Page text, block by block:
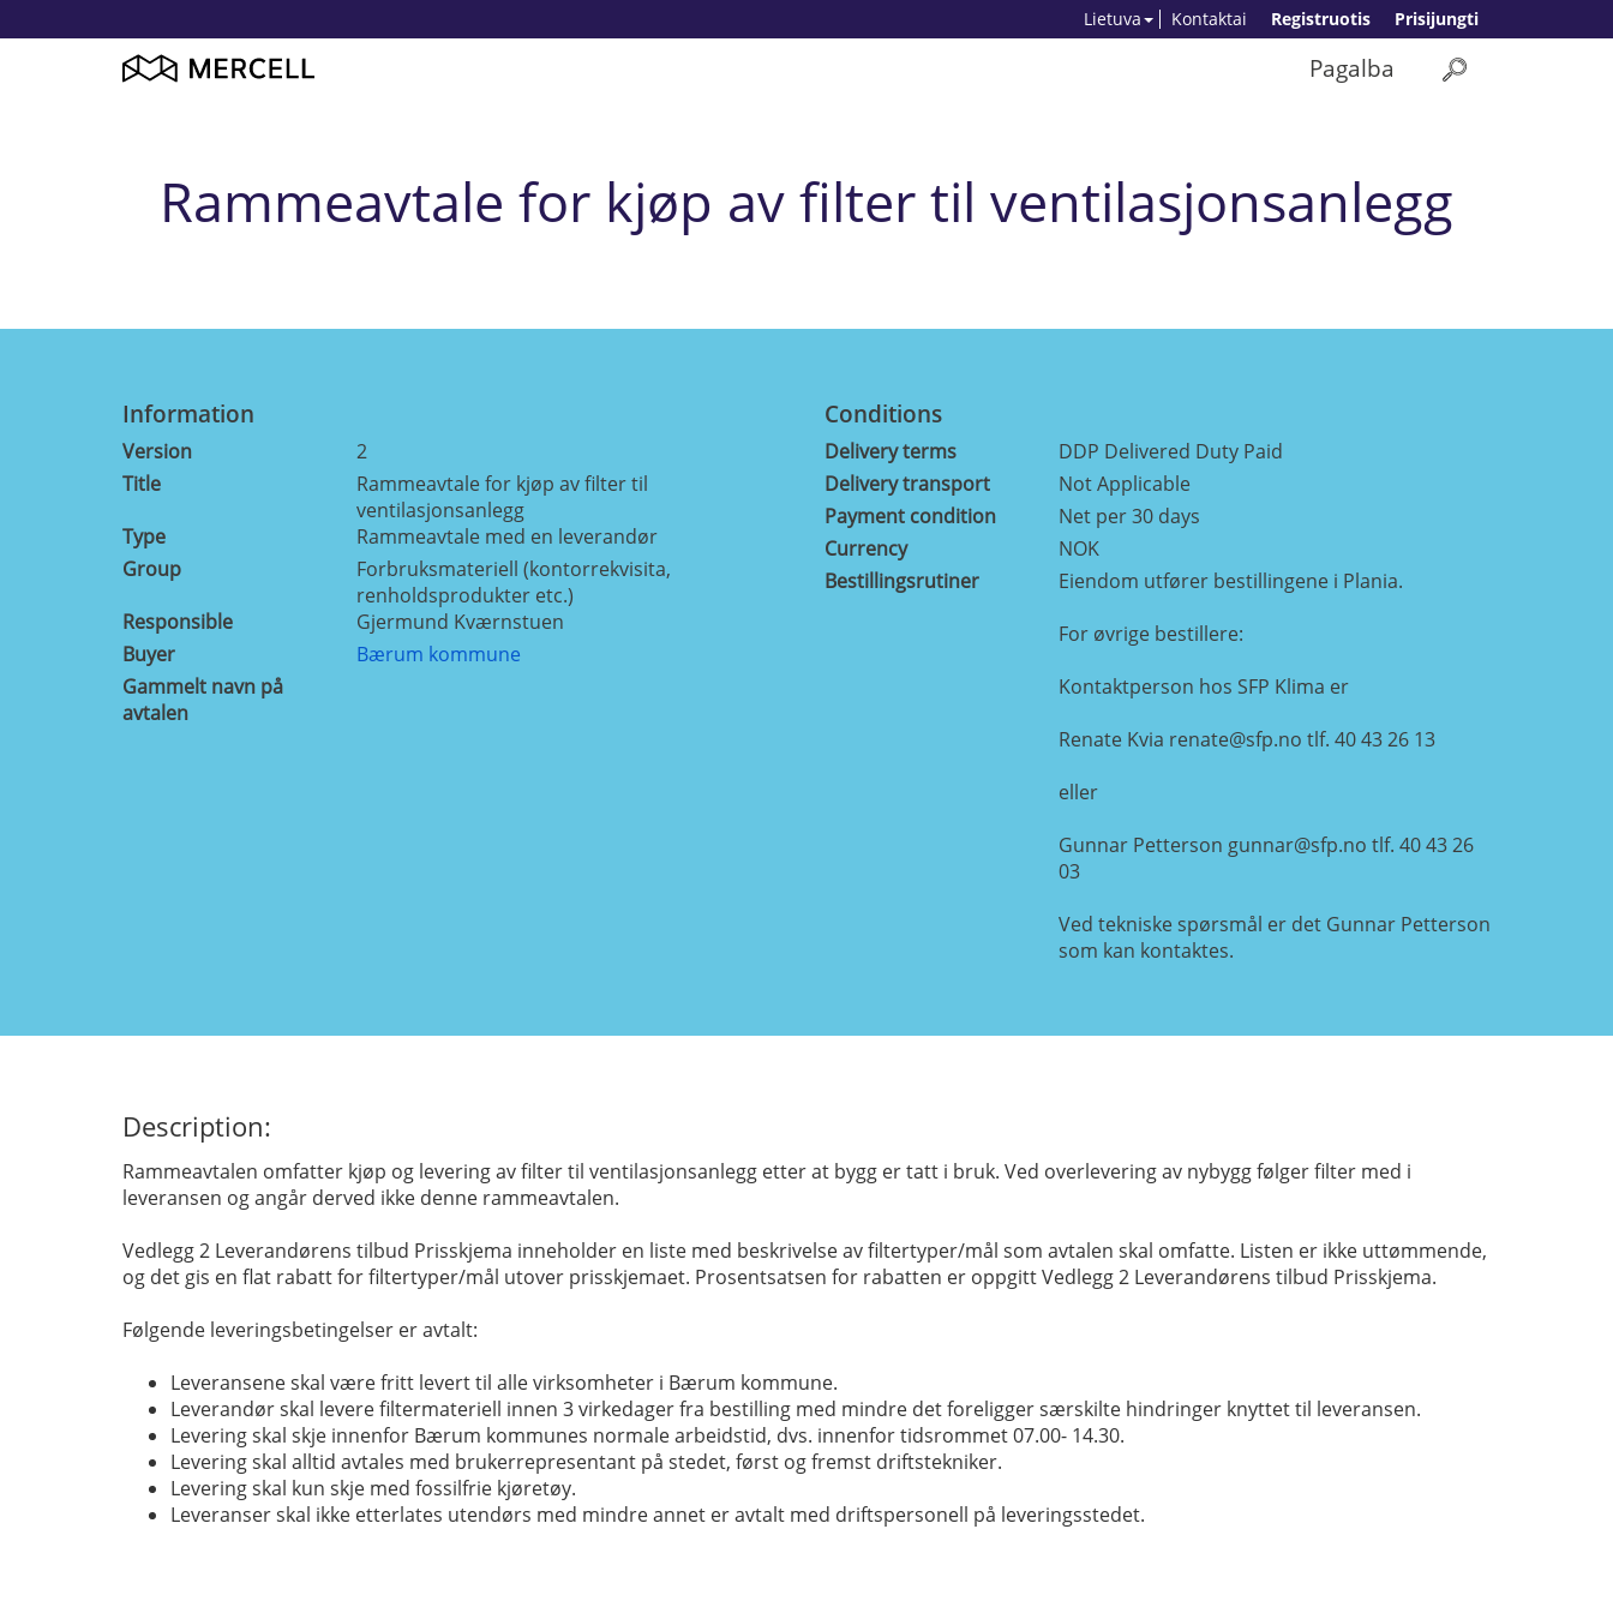
Prisijungti
Registruotis
Kontaktai
Lietuva
Pagalba
Rammeavtale for kjøp av filter til ventilasjonsanlegg
Information
Version
2
Title
Rammeavtale for kjøp av filter til
ventilasjonsanlegg
Type
Rammeavtale med en leverandør
Group
Forbruksmateriell (kontorrekvisita,
renholdsprodukter etc.)
Responsible
Gjermund Kværnstuen
Buyer
Bærum kommune
Gammelt navn på
avtalen
Conditions
Delivery terms
DDP Delivered Duty Paid
Delivery transport
Not Applicable
Payment condition
Net per 30 days
Currency
NOK
Bestillingsrutiner
Eiendom utfører bestillingene i Plania.
For øvrige bestillere:
Kontaktperson hos SFP Klima er
Renate Kvia renate@sfp.no tlf. 40 43 26 13
eller
Gunnar Petterson gunnar@sfp.no tlf. 40 43 26
03
Ved tekniske spørsmål er det Gunnar Petterson
som kan kontaktes.
Description:
Rammeavtalen omfatter kjøp og levering av filter til ventilasjonsanlegg etter at bygg er tatt i bruk. Ved overlevering av nybygg følger filter med i
leveransen og angår derved ikke denne rammeavtalen.
Vedlegg 2 Leverandørens tilbud Prisskjema inneholder en liste med beskrivelse av filtertyper/mål som avtalen skal omfatte. Listen er ikke uttømmende,
og det gis en flat rabatt for filtertyper/mål utover prisskjemaet. Prosentsatsen for rabatten er oppgitt Vedlegg 2 Leverandørens tilbud Prisskjema.
Følgende leveringsbetingelser er avtalt:
Leveransene skal være fritt levert til alle virksomheter i Bærum kommune.
Leverandør skal levere filtermateriell innen 3 virkedager fra bestilling med mindre det foreligger særskilte hindringer knyttet til leveransen.
Levering skal skje innenfor Bærum kommunes normale arbeidstid, dvs. innenfor tidsrommet 07.00- 14.30.
Levering skal alltid avtales med brukerrepresentant på stedet, først og fremst driftstekniker.
Levering skal kun skje med fossilfrie kjøretøy.
Leveranser skal ikke etterlates utendørs med mindre annet er avtalt med driftspersonell på leveringsstedet.